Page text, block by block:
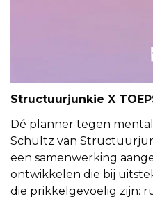
Structuurjunkie X
Dé planner tegen
Schultz van
een samenwerking
ontwikkelen die bij
die prikkelgevoelig zijn: